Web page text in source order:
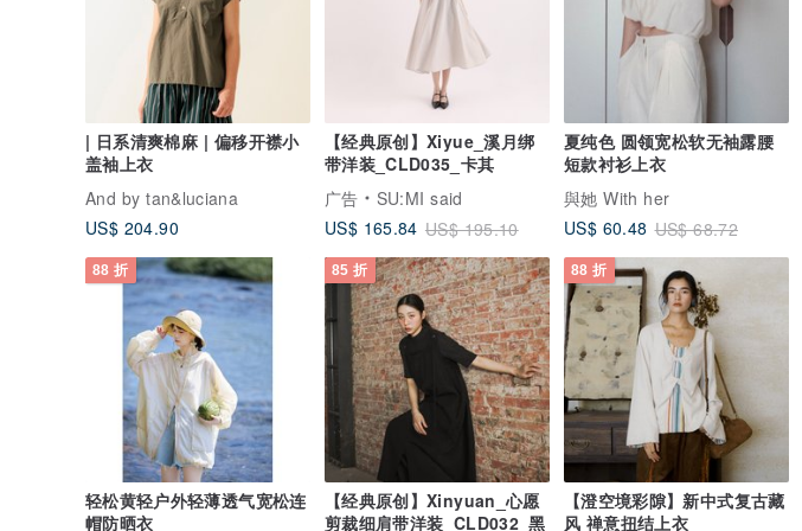
| 日系清爽棉麻 | 偏移开襟小
盖袖上衣
And by tan&luciana
US$ 204.90
【经典原创】Xiyue_溪月绑
带洋装_CLD035_卡其
广告
SU:MI said
US$ 165.84 US$ 195.10
夏纯色 圆领宽松软无袖露腰
短款衬衫上衣
與她 With her
US$ 60.48 US$ 68.72
88 折
轻松黄轻户外轻薄透气宽松连
帽防晒衣
85 折
【经典原创】Xinyuan_心愿
剪裁细肩带洋装_CLD032_黑
88 折
【澄空境彩隙】新中式复古藏
风 禅意扭结上衣